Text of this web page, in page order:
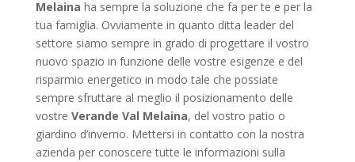
Melaina ha sempre la soluzione che fa per te e per la
tua famiglia. Ovviamente in quanto ditta leader del
settore siamo sempre in grado di progettare il vostro
nuovo spazio in funzione delle vostre esigenze e del
risparmio energetico in modo tale che possiate
sempre sfruttare al meglio il posizionamento delle
vostre Verande Val Melaina, del vostro patio o
giardino d’inverno. Mettersi in contatto con la nostra
azienda per conoscere tutte le informazioni sulla